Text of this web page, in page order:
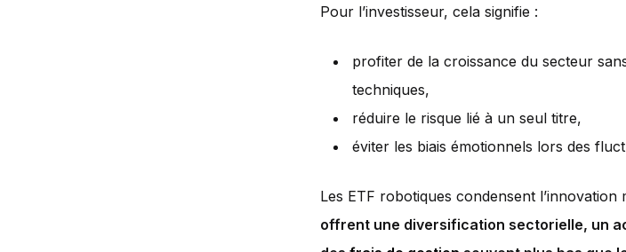
Pour l’investisseur, cela signifie :
profiter de la croissance du secteur
techniques,
réduire le risque lié à un seul titre,
éviter les biais émotionnels lors des
Les ETF robotiques condensent
offrent une diversification sectorielle, un